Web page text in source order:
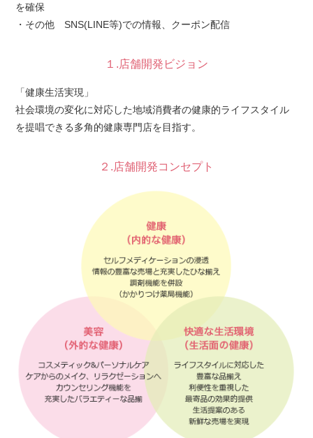
を確保
・その他 SNS(LINE等)での情報、クーポン配信
１.店舗開発ビジョン
「健康生活実現」
社会環境の変化に対応した地域消費者の健康的ライフスタイル
を提唱できる多角的健康専門店を目指す。
２.店舗開発コンセプト